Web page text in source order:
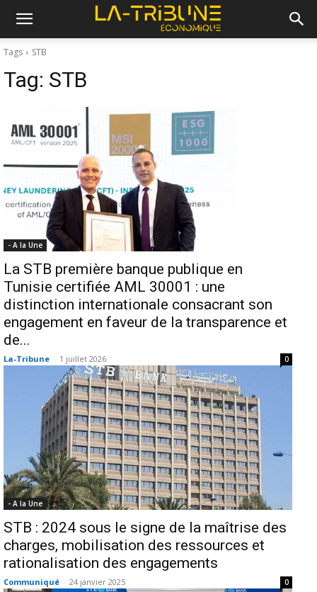
Tags STB
Tag: STB
- A la Une
La STB première banque publique en
Tunisie certifiée AML 30001 : une
distinction internationale consacrant son
engagement en faveur de la transparence et
de...
La-Tribune - 1 juillet 2026 0
- A la Une
STB : 2024 sous le signe de la maîtrise des
charges, mobilisation des ressources et
rationalisation des engagements
Communiqué - 24 janvier 2025 0